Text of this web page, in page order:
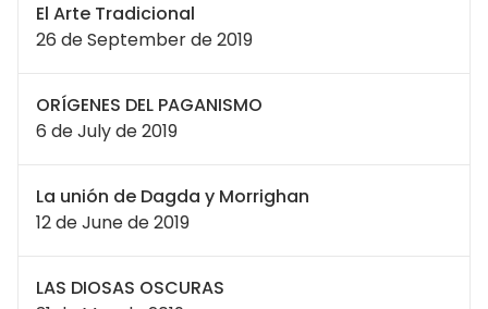
El Arte Tradicional
26 de September de 2019
ORÍGENES DEL PAGANISMO
6 de July de 2019
La unión de Dagda y Morrighan
12 de June de 2019
LAS DIOSAS OSCURAS